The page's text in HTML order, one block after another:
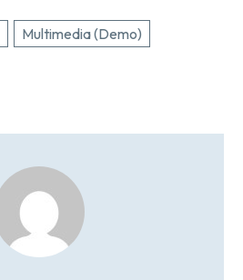
Multimedia (Demo)